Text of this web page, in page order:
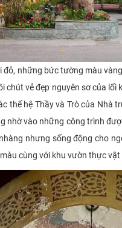
những bức tường màu
vẻ đẹp nguyên sơ của
thế hệ Thầy và Trò của
nhờ vào những công trình
nhưng sống động cho
cùng với khu vườn thực